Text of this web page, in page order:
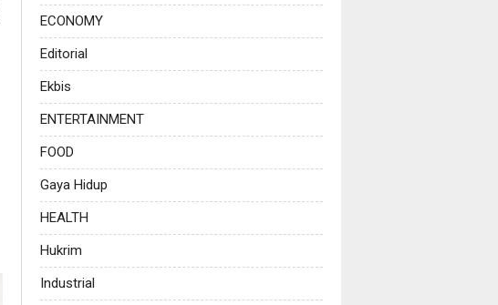
ECONOMY
Editorial
Ekbis
ENTERTAINMENT
FOOD
Gaya Hidup
HEALTH
Hukrim
Industrial